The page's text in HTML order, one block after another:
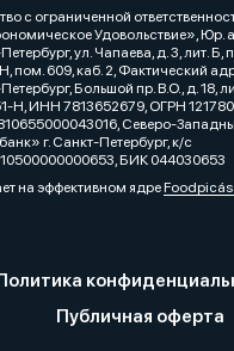
с ограниченной
Удовольствие», Юр.
ул. Чапаева, д. 3, лит. Б,
пом. 609, каб. 2, Фактический
Большой пр. В.О., д. 18,
Н, ИНН 7813652679, ОГРН
Северо-
г. Санкт-Петербург, к/с
БИК 044030653
на эффективном ядре
Публичная оферта